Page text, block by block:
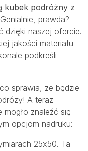
kubek podróżny z
prawda?
dzięki naszej ofercie.
jakości materiału
podkreśli
sprawia, że będzie
A teraz
znaleźć się
opcjom nadruku:
25x50. Ta